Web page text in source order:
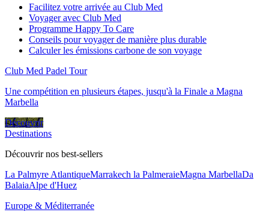
Facilitez votre arrivée au Club Med
Voyager avec Club Med
Programme Happy To Care
Conseils pour voyager de manière plus durable
Calculer les émissions carbone de son voyage
Club Med Padel Tour
Une compétition en plusieurs étapes, jusqu'à la Finale a Magna
Marbella
Découvrir
Destinations
Découvrir nos best-sellers
La Palmyre AtlantiqueMarrakech la PalmeraieMagna MarbellaDa
BalaiaAlpe d'Huez
Europe & Méditerranée